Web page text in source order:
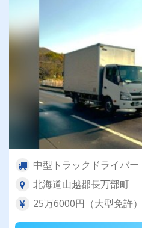
中型トラックドライバー
北海道山越郡長万部町
25万6000円（大型免許